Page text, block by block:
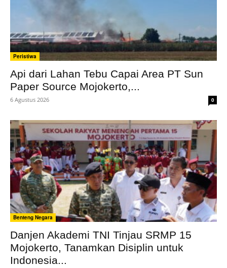
Peristiwa
Api dari Lahan Tebu Capai Area PT Sun
Paper Source Mojokerto,...
6 Agustus 2026 0
Benteng Negara
Danjen Akademi TNI Tinjau SRMP 15
Mojokerto, Tanamkan Disiplin untuk
Indonesia...